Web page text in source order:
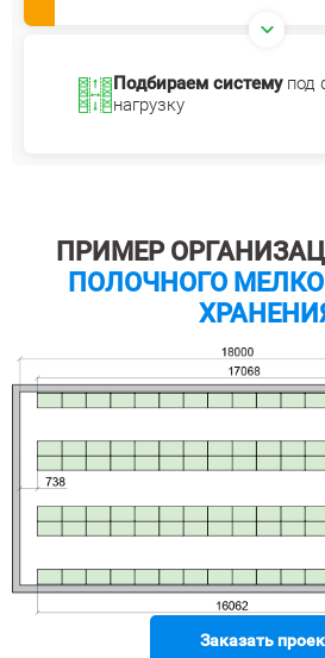
Подбираем системупод
нагрузку
ПРИМЕР
ПОЛОЧНОГО
Заказать